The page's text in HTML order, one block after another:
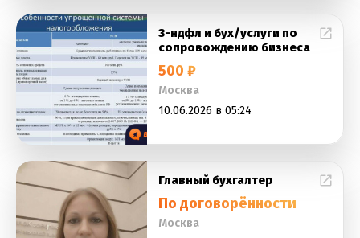
3-ндфл и бух/услуги по
сопровождению бизнеса
500 ₽
Москва
10.06.2026 в 05:24
Главный бухгалтер
По договорённости
Москва